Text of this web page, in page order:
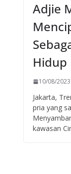
Adjie
Hidup
10/08/2023
Jakarta,
pria yang
kawasan